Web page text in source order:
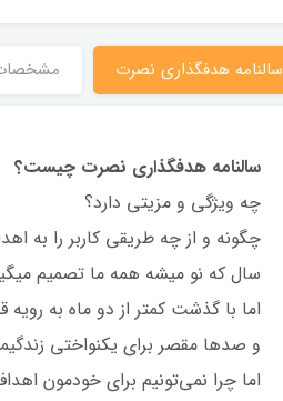
سالنامه هدفگذاری نصرت
سالنامه هدفگذاری نصرت چیست؟
چه ویژگی و مزیتی دارد؟
چگونه و از چه طریقی کاربر را به
سال که نو میشه همه ما تصمیم
اما با گذشت کمتر از دو ماه به رویه
و صدها مقصر برای یکنواختی
اما چرا نمی‌تونیم برای خودمون